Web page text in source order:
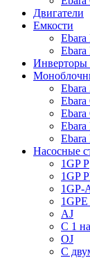
Двигатели
Емкости
Инверторы
Ebara
Ebara
Насосные
1GP P
1GP
1GP-
AJ
C 1
OJ
С